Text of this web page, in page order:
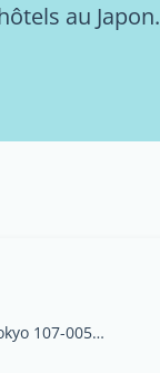
Photos
au Japon.
ninetytwo13 Room 202, 9 Chome-2-13 Akasaka, Minato City, Tokyo 107-0052, Japan